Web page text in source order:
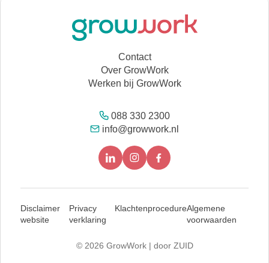
Contact
Over GrowWork
Werken bij GrowWork
088 330 2300
info@growwork.nl
Disclaimer
website
Privacy
verklaring
KlachtenprocedureAlgemene
voorwaarden
© 2026 GrowWork | door ZUID